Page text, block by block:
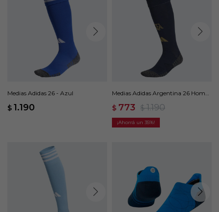
Medias Adidas 26 - Azul
$ 1.190
Medias Adidas Argentina 26 Home
$ 773 $ 1.190
35